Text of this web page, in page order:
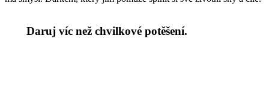
Daruj víc než chvilkové potěšení.